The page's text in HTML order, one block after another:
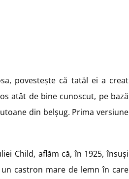
povestește că tatăl ei a creat
atât de bine cunoscut, pe bază
din belșug. Prima versiune
Child, aflăm că, în 1925, însuși
castron mare de lemn în care